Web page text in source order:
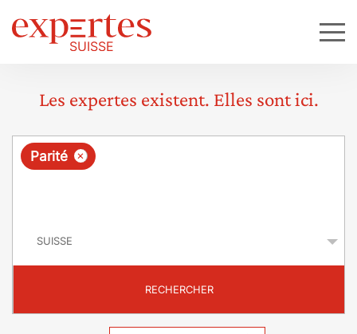
Les expertes existent. Elles sont ici.
R
ê
e
×
Parité
RECHERCHER